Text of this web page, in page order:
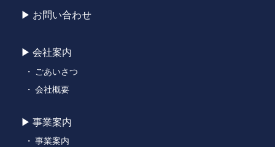
お問い合わせ
会社案内
ごあいさつ
会社概要
事業案内
事業案内